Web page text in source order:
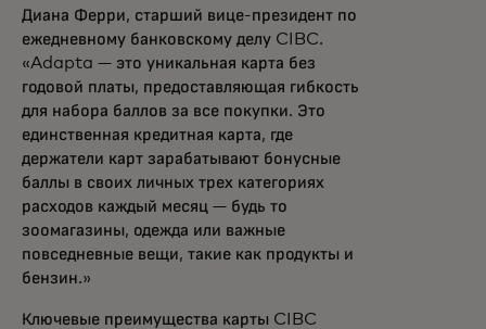
Диана Ферри, старший вице-президент по
ежедневному банковскому делу CIBC.
«Adapta — это уникальная карта без
годовой платы, предоставляющая гибкость
для набора баллов за все покупки. Это
единственная кредитная карта, где
держатели карт зарабатывают бонусные
баллы в своих личных трех категориях
расходов каждый месяц — будь то
зоомагазины, одежда или важные
повседневные вещи, такие как продукты и
бензин.»
Ключевые преимущества карты CIBC